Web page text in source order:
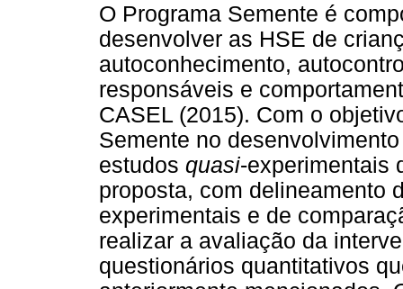
O Programa Semente é
desenvolver as HSE de
autoconhecimento,
responsáveis e
CASEL (2015). Com o
Semente no
estudos quasi-experimentais
proposta, com delineamento
experimentais e de
realizar a avaliação da
questionários quantitativos